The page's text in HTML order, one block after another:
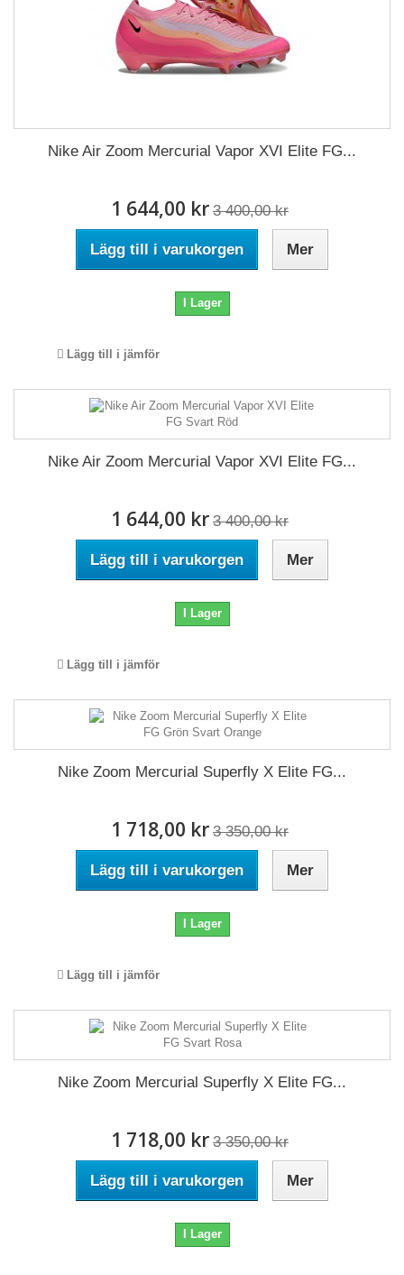
Nike Air Zoom Mercurial Vapor XVI Elite FG...
1 644,00 kr 3 400,00 kr
Lägg till i varukorgen Mer
I Lager
Lägg till i jämför
Nike Air Zoom Mercurial Vapor XVI Elite FG...
1 644,00 kr 3 400,00 kr
Lägg till i varukorgen Mer
I Lager
Lägg till i jämför
Nike Zoom Mercurial Superfly X Elite FG...
1 718,00 kr 3 350,00 kr
Lägg till i varukorgen Mer
I Lager
Lägg till i jämför
Nike Zoom Mercurial Superfly X Elite FG...
1 718,00 kr 3 350,00 kr
Lägg till i varukorgen Mer
I Lager